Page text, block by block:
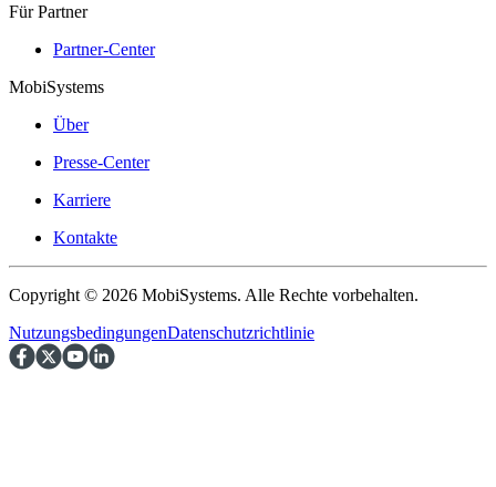
Für Partner
Partner-Center
MobiSystems
Über
Presse-Center
Karriere
Kontakte
Copyright © 2026 MobiSystems. Alle Rechte vorbehalten.
NutzungsbedingungenDatenschutzrichtlinie